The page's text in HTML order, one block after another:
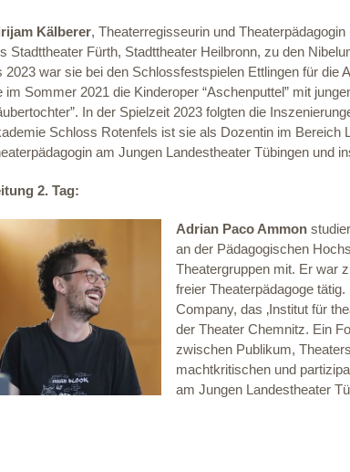
Kälberer, Theaterregisseurin und
Stadttheater Fürth, Stadttheater Heilbronn, zu den
2023 war sie bei den Schlossfestspielen Ettlingen für die
im Sommer 2021 die Kinderoper “Aschenputtel” mit
In der Spielzeit 2023 folgten die
Schloss Rotenfels ist sie als Dozentin im Bereich
am Jungen Landestheater Tübingen und
2. Tag:
Adrian Paco Ammon
an der Pädagogischen
Theatergruppen mit. Er war
freier Theaterpädagoge
Company, das ‚Institut für
der Theater Chemnitz. Ein
zwischen Publikum,
machtkritischen und
am Jungen Landestheater